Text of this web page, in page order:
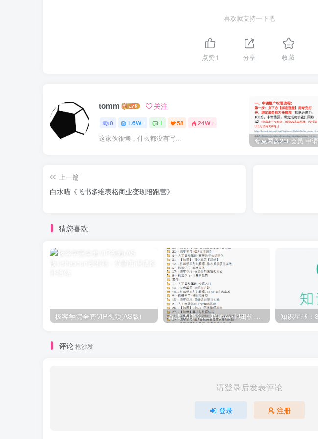
喜欢就支持一下吧
点赞1 分享 收藏
tomm 关注
0 1.6W+ 1 58 24W+
这家伙很懒，什么都没有写... 夸克网盘20t 会员 申请
上一篇
白水喵《飞书多维表格商业变现陪跑营》
猜您喜欢
极客学院全套ⅥP视频(AS版) 百战-AI算法工程师就业班|价值18980元|冲击百万年薪|完结无秘
评论 抢沙发
请登录后发表评论
登录 注册